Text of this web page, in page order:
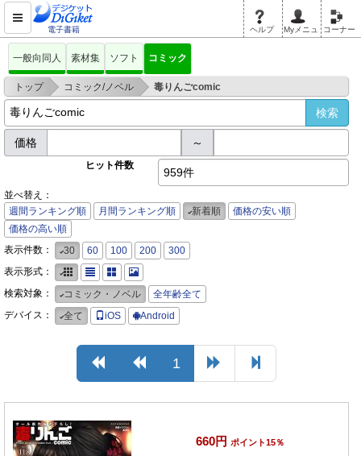
電子書籍 ヘルプ Myメニュ コーナー
一般向同人 素材集 ソフト コミック
トップ > コミック/ノベル > 毒りんごcomic
価格 ～
ヒット件数
959件
並べ替え：
週間ランキング順
月間ランキング順 新着順
価格の安い順
価格の高い順
表示件数：
30 60 100 200
300
表示形式：
検索対象：
コミック・ノベル
全年齢全て
デバイス：
全て iOS Android
1
660円 ポイント15％